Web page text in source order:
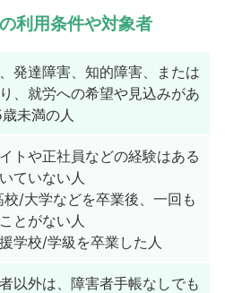
利用条件や対象者
発達障害、知的障害、または
、就労への希望や見込みがあ
未満の人
トや正社員などの経験はある
ていない人
校/大学などを卒業後、一回も
とがない人
学校/学級を卒業した人
以外は、障害者手帳なしでも